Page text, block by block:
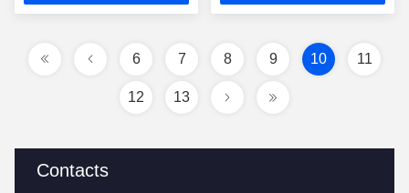
Contacts
6 7 8 9 10 11
12 13